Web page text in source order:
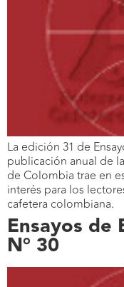
La edición 31 de
publicación anual de
de Colombia trae en
interés para los
cafetera colombiana.
Ensayos de
N° 30